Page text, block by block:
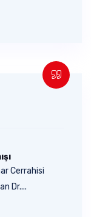
Cerrahisi
Dr....